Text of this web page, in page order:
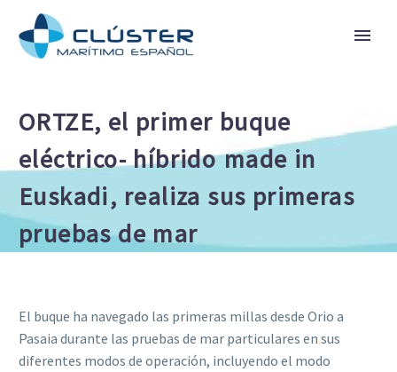
ORTZE, el primer buque
eléctrico- híbrido made in
Euskadi, realiza sus primeras
pruebas de mar
El buque ha navegado las primeras millas desde Orio a
Pasaia durante las pruebas de mar particulares en sus
diferentes modos de operación, incluyendo el modo